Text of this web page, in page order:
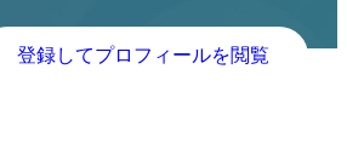
登録してプロフィールを閲覧